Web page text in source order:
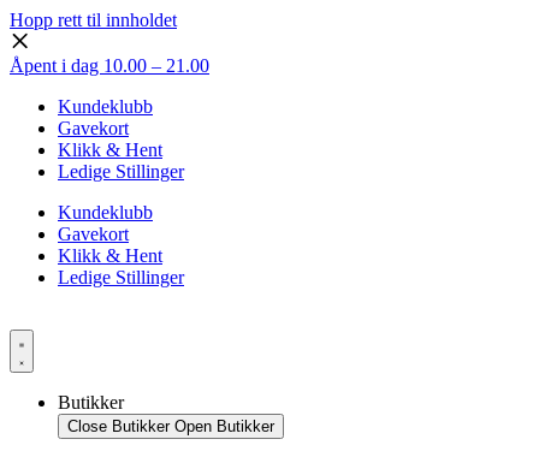
Hopp rett til innholdet
Åpent i dag 10.00 – 21.00
Kundeklubb
Gavekort
Klikk & Hent
Ledige Stillinger
Kundeklubb
Gavekort
Klikk & Hent
Ledige Stillinger
Butikker
Close Butikker Open Butikker